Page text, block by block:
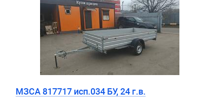
МЗСА 817717 исп.034 БУ, 24 г.в.